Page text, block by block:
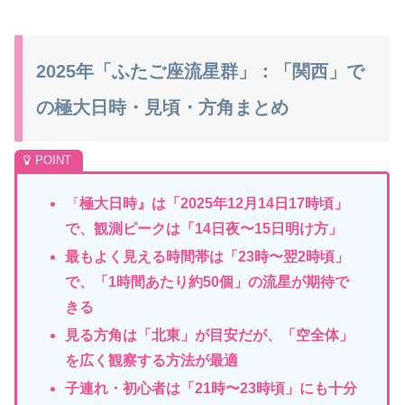
2025年「ふたご座流星群」：「関西」で
の極大日時・見頃・方角まとめ
『極大日時』は「2025年12月14日17時頃」
で、観測ピークは「14日夜〜15日明け方」
最もよく見える時間帯は「23時〜翌2時頃」
で、「1時間あたり約50個」の流星が期待で
きる
見る方角は「北東」が目安だが、「空全体」
を広く観察する方法が最適
子連れ・初心者は「21時〜23時頃」にも十分